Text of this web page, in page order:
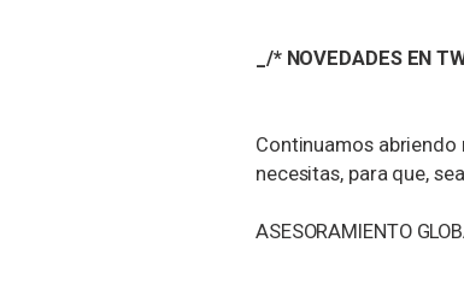
_/* NOVEDADES EN
Continuamos
necesitas, para que,
ASESORAMIENTO